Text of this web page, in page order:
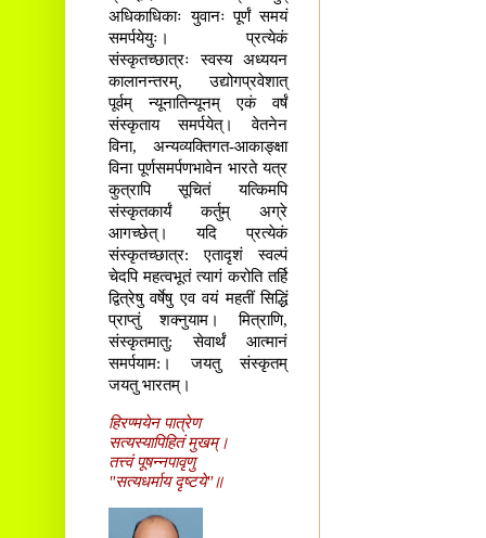
अधिकाधिकाः युवानः पूर्णं समयं
समर्पयेयुः। प्रत्येकं
संस्कृतच्छात्रः स्वस्य अध्ययन
कालानन्तरम्, उद्योगप्रवेशात्
पूर्वम् न्यूनातिन्यूनम् एकं वर्षं
संस्कृताय समर्पयेत्। वेतनेन
विना, अन्यव्यक्तिगत-आकाङ्क्षा
विना पूर्णसमर्पणभावेन भारते यत्र
कुत्रापि सूचितं यत्किमपि
संस्कृतकार्यं कर्तुम् अग्रे
आगच्छेत्। यदि प्रत्येकं
संस्कृतच्छात्र: एतादृशं स्वल्पं
चेदपि महत्वभूतं त्यागं करोति तर्हि
द्वित्रेषु वर्षेषु एव वयं महतीं सिद्धिं
प्राप्तुं शक्नुयाम। मित्राणि,
संस्कृतमातु: सेवार्थं आत्मानं
समर्पयाम:। जयतु संस्कृतम्
जयतु भारतम्।
हिरण्मयेन पात्रेण
सत्यस्यापिहितं मुखम्।
तत्त्वं पूषन्नपावृणु
"सत्यधर्माय दृष्टये"॥